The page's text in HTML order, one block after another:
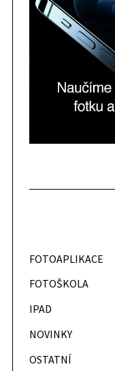
FOTOAPLIKACE
FOTOŠKOLA
IPAD
NOVINKY
OSTATNÍ